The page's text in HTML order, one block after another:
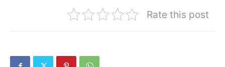
Rate this post